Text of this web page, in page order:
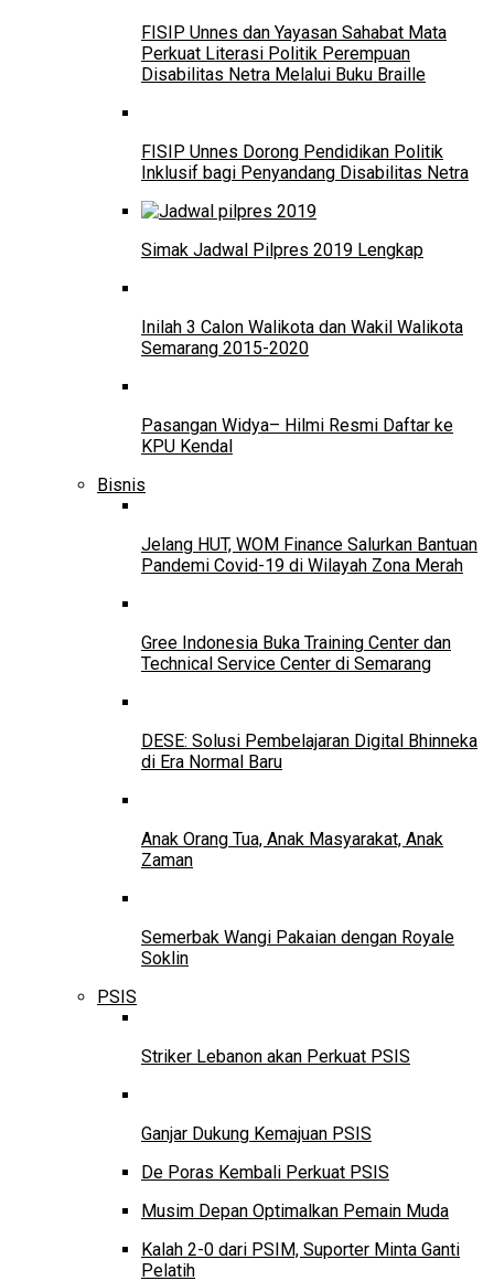
FISIP Unnes dan Yayasan Sahabat Mata
Perkuat Literasi Politik Perempuan
Disabilitas Netra Melalui Buku Braille
FISIP Unnes Dorong Pendidikan Politik
Inklusif bagi Penyandang Disabilitas Netra
Simak Jadwal Pilpres 2019 Lengkap
Inilah 3 Calon Walikota dan Wakil Walikota
Semarang 2015-2020
Pasangan Widya– Hilmi Resmi Daftar ke
KPU Kendal
Bisnis
Jelang HUT, WOM Finance Salurkan Bantuan
Pandemi Covid-19 di Wilayah Zona Merah
Gree Indonesia Buka Training Center dan
Technical Service Center di Semarang
DESE: Solusi Pembelajaran Digital Bhinneka
di Era Normal Baru
Anak Orang Tua, Anak Masyarakat, Anak
Zaman
Semerbak Wangi Pakaian dengan Royale
Soklin
PSIS
Striker Lebanon akan Perkuat PSIS
Ganjar Dukung Kemajuan PSIS
De Poras Kembali Perkuat PSIS
Musim Depan Optimalkan Pemain Muda
Kalah 2-0 dari PSIM, Suporter Minta Ganti
Pelatih